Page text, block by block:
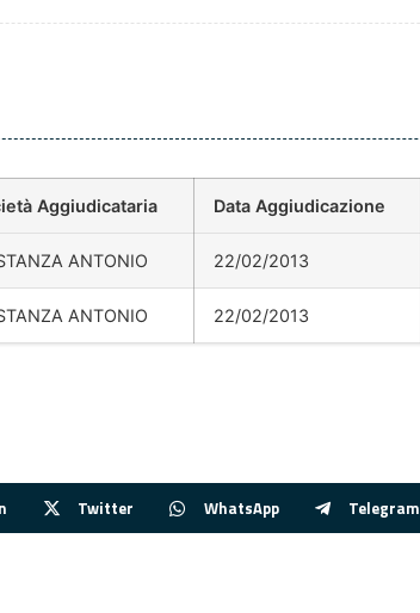
Aggiudicataria Data Aggiudicazione
ANTONIO 22/02/2013
ANTONIO 22/02/2013
Twitter WhatsApp Telegram